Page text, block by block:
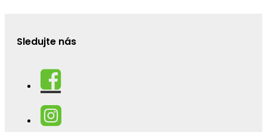
Sledujte nás